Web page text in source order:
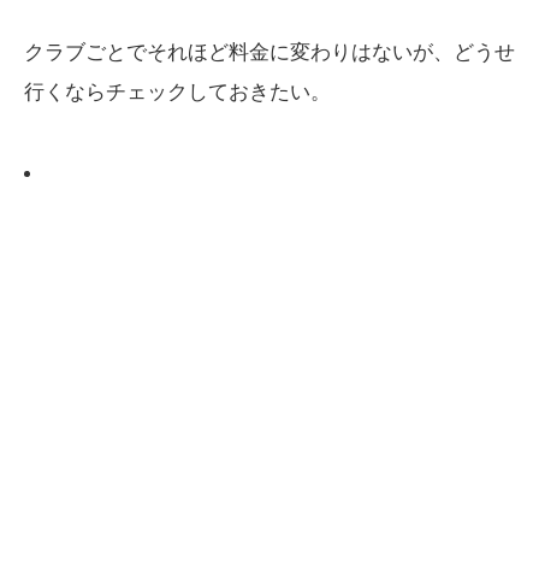
クラブごとでそれほど料金に変わりはないが、どうせ
行くならチェックしておきたい。